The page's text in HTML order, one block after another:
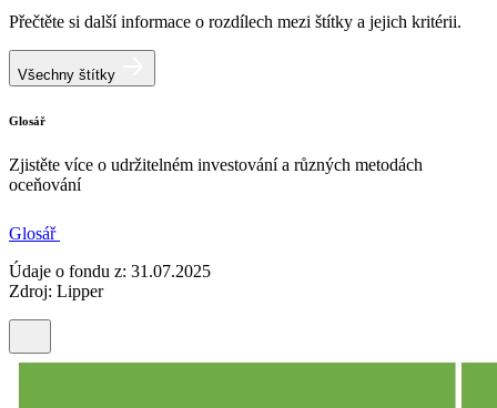
Přečtěte si další informace o rozdílech mezi štítky a jejich kritérii.
Všechny štítky
Glosář
Zjistěte více o udržitelném investování a různých metodách
oceňování
Glosář
Údaje o fondu z: 31.07.2025
Zdroj: Lipper